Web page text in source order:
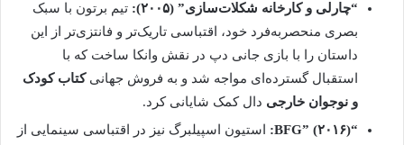
“چارلی و کارخانه شکلات‌سازی” (۲۰۰۵):
تیم برتون با سبک
بصری منحصربه‌فرد خود، اقتباسی تاریک‌تر و فانتزی‌تر از این
داستان را با بازی جانی دپ در نقش وانکا ساخت که با
استقبال گسترده‌ای مواجه شد و به فروش جهانیکتاب کودک
و نوجوان خارجی دال کمک شایانی کرد.
“BFG” (۲۰۱۶):
استیون اسپیلبرگ نیز در اقتباسی سینمایی از